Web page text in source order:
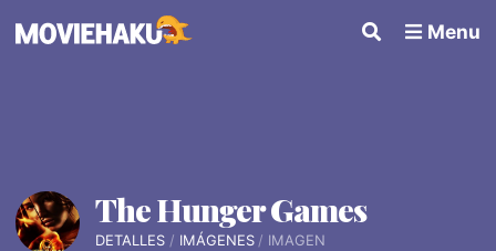
Menu
The Hunger Games
DETALLES IMÁGENES IMAGEN